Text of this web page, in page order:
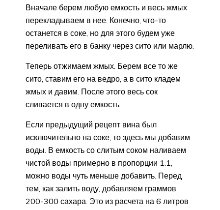
Вначале берем любую емкость и весь жмых
перекладываем в нее. Конечно, что-то
останется в соке, но для этого будем уже
переливать его в банку через сито или марлю.
Теперь отжимаем жмых. Берем все то же
сито, ставим его на ведро, а в сито кладем
жмых и давим. После этого весь сок
сливается в одну емкость.
Если предыдущий рецепт вина был
исключительно на соке, то здесь мы добавим
воды. В емкость со слитым соком наливаем
чистой воды примерно в пропорции 1:1,
можно воды чуть меньше добавить. Перед
тем, как залить воду, добавляем граммов
200-300 сахара. Это из расчета на 6 литров